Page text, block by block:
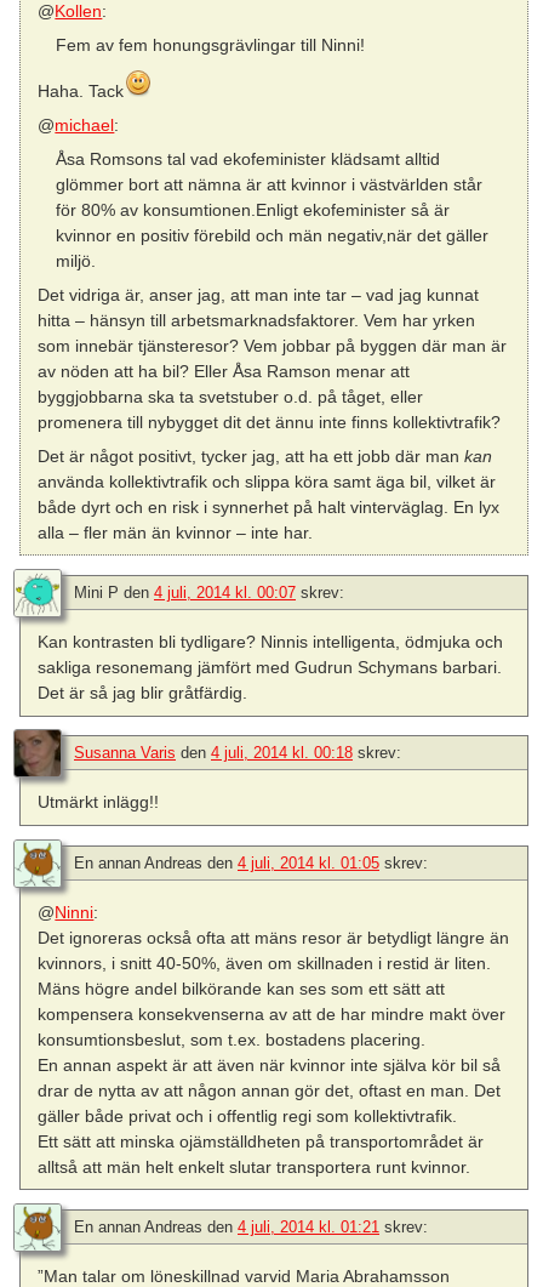
@Kollen:
Fem av fem honungsgrävlingar till Ninni!
Haha. Tack
@michael:
Åsa Romsons tal vad ekofeminister klädsamt alltid
glömmer bort att nämna är att kvinnor i västvärlden står
för 80% av konsumtionen.Enligt ekofeminister så är
kvinnor en positiv förebild och män negativ,när det gäller
miljö.
Det vidriga är, anser jag, att man inte tar – vad jag kunnat
hitta – hänsyn till arbetsmarknadsfaktorer. Vem har yrken
som innebär tjänsteresor? Vem jobbar på byggen där man är
av nöden att ha bil? Eller Åsa Ramson menar att
byggjobbarna ska ta svetstuber o.d. på tåget, eller
promenera till nybygget dit det ännu inte finns kollektivtrafik?
Det är något positivt, tycker jag, att ha ett jobb där mankan
använda kollektivtrafik och slippa köra samt äga bil, vilket är
både dyrt och en risk i synnerhet på halt vinterväglag. En lyx
alla – fler män än kvinnor – inte har.
Mini P den 4 juli, 2014 kl. 00:07 skrev:
Kan kontrasten bli tydligare? Ninnis intelligenta, ödmjuka och
sakliga resonemang jämfört med Gudrun Schymans barbari.
Det är så jag blir gråtfärdig.
Susanna Varis den 4 juli, 2014 kl. 00:18 skrev:
Utmärkt inlägg!!
En annan Andreas den 4 juli, 2014 kl. 01:05 skrev:
@Ninni:
Det ignoreras också ofta att mäns resor är betydligt längre än
kvinnors, i snitt 40-50%, även om skillnaden i restid är liten.
Mäns högre andel bilkörande kan ses som ett sätt att
kompensera konsekvenserna av att de har mindre makt över
konsumtionsbeslut, som t.ex. bostadens placering.
En annan aspekt är att även när kvinnor inte själva kör bil så
drar de nytta av att någon annan gör det, oftast en man. Det
gäller både privat och i offentlig regi som kollektivtrafik.
Ett sätt att minska ojämställdheten på transportområdet är
alltså att män helt enkelt slutar transportera runt kvinnor.
En annan Andreas den 4 juli, 2014 kl. 01:21 skrev:
”Man talar om löneskillnad varvid Maria Abrahamsson